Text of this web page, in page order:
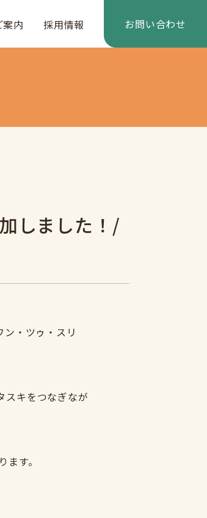
内 採用情報 お問い合わせ
しました！/
・ツゥ・スリ
スキをつなぎなが
す。